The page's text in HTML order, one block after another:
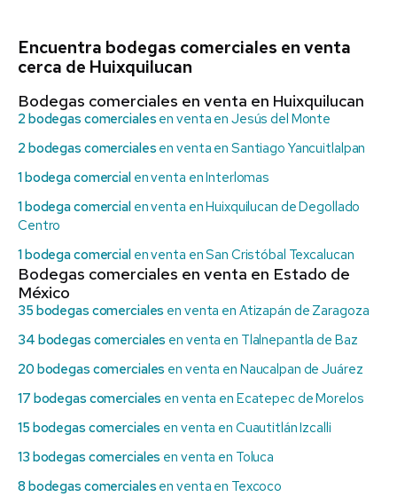
Encuentra bodegas comerciales en venta
cerca de Huixquilucan
Bodegas comerciales en venta en Huixquilucan
2 bodegas comerciales en venta en Jesús del Monte
2 bodegas comerciales en venta en Santiago Yancuitlalpan
1 bodega comercialen venta en Interlomas
1 bodega comercialen venta en Huixquilucan de Degollado
Centro
1 bodega comercialen venta en San Cristóbal Texcalucan
Bodegas comerciales en venta en Estado de
México
35 bodegas comerciales en venta en Atizapán de Zaragoza
34 bodegas comerciales en venta en Tlalnepantla de Baz
20 bodegas comerciales en venta en Naucalpan de Juárez
17 bodegas comerciales en venta en Ecatepec de Morelos
15 bodegas comerciales en venta en Cuautitlán Izcalli
13 bodegas comerciales en venta en Toluca
8 bodegas comerciales en venta en Texcoco